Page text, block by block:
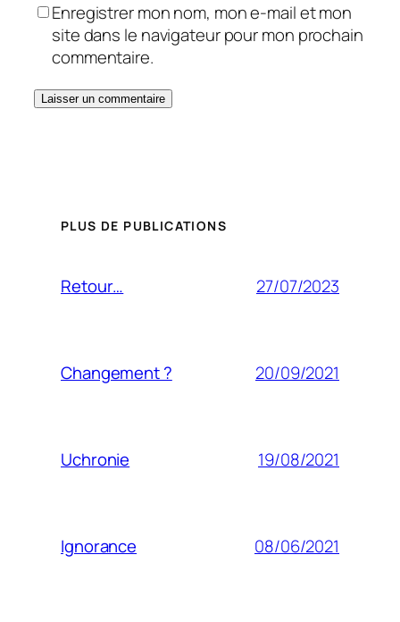
Enregistrer mon nom, mon e-mail et mon
site dans le navigateur pour mon prochain
commentaire.
PLUS DE PUBLICATIONS
Retour… 27/07/2023
Changement ? 20/09/2021
Uchronie 19/08/2021
Ignorance 08/06/2021